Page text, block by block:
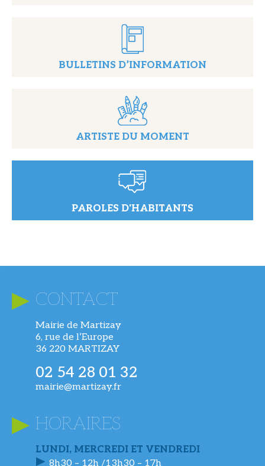
BULLETINS D’INFORMATION
ARTISTE DU MOMENT
PAROLES D'HABITANTS
CONTACT
Mairie de Martizay
6, rue de l’Europe
36 220 MARTIZAY
02 54 28 01 32
mairie@martizay.fr
HORAIRES
LUNDI, MERCREDI ET VENDREDI
8h30 – 12h /13h30 – 17h